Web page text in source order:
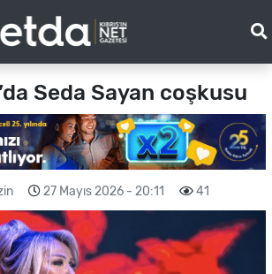
Seda Sayan coşkusu
27 Mayıs 2026 - 20:11 41